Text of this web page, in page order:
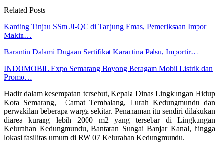
Related Posts
Karding Tinjau SSm JI-QC di Tanjung Emas, Pemeriksaan Impor
Makin…
Barantin Dalami Dugaan Sertifikat Karantina Palsu, Importir…
INDOMOBIL Expo Semarang Boyong Beragam Mobil Listrik dan
Promo…
Hadir dalam kesempatan tersebut, Kepala Dinas Lingkungan Hidup
Kota Semarang, Camat Tembalang, Lurah Kedungmundu dan
perwakilan beberapa warga sekitar. Penanaman itu sendiri dilakukan
diarea kurang lebih 2000 m2 yang tersebar di Lingkungan
Kelurahan Kedungmundu, Bantaran Sungai Banjar Kanal, hingga
lokasi fasilitas umum di RW 07 Kelurahan Kedungmundu.